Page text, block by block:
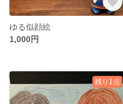
ゆる似顔絵
1,000円
残り1点